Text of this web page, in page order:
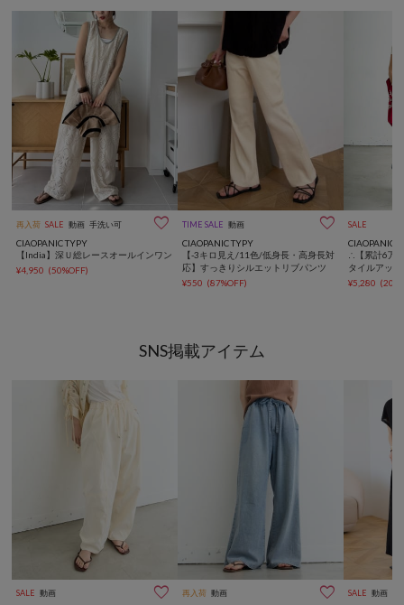
再入荷 SALE 動画 手洗い可 
CIAOPANIC TYPY
【India】深Ｕ総レースオールインワン
¥4,950 (50%OFF)
TIME SALE 動画 
CIAOPANIC TYPY
【-3キロ見え/11色/低身長・高身長対
応】すっきりシルエットリブパンツ
¥550 (87%OFF)
SALE
CIAOPANIC
∴【累計6万
タイルアッ
ンツ
¥5,280
SNS掲載アイテム
SALE 動画  再入荷 動画  SALE 動画